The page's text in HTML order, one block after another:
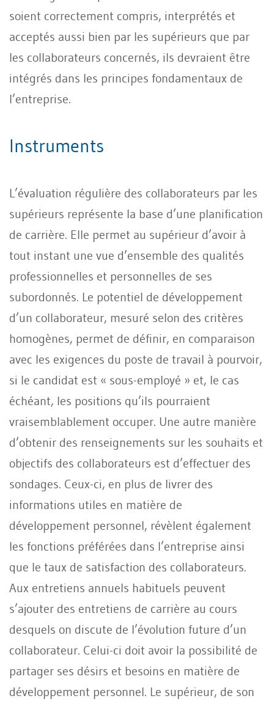
soient correctement compris, interprétés et
acceptés aussi bien par les supérieurs que par
les collaborateurs concernés, ils devraient être
intégrés dans les principes fondamentaux de
l’entreprise.
Instruments
L’évaluation régulière des collaborateurs par les
supérieurs représente la base d’une planification
de carrière. Elle permet au supérieur d’avoir à
tout instant une vue d’ensemble des qualités
professionnelles et personnelles de ses
subordonnés. Le potentiel de développement
d’un collaborateur, mesuré selon des critères
homogènes, permet de définir, en comparaison
avec les exigences du poste de travail à pourvoir,
si le candidat est « sous-employé » et, le cas
échéant, les positions qu’ils pourraient
vraisemblablement occuper. Une autre manière
d’obtenir des renseignements sur les souhaits et
objectifs des collaborateurs est d’effectuer des
sondages. Ceux-ci, en plus de livrer des
informations utiles en matière de
développement personnel, révèlent également
les fonctions préférées dans l’entreprise ainsi
que le taux de satisfaction des collaborateurs.
Aux entretiens annuels habituels peuvent
s’ajouter des entretiens de carrière au cours
desquels on discute de l’évolution future d’un
collaborateur. Celui-ci doit avoir la possibilité de
partager ses désirs et besoins en matière de
développement personnel. Le supérieur, de son